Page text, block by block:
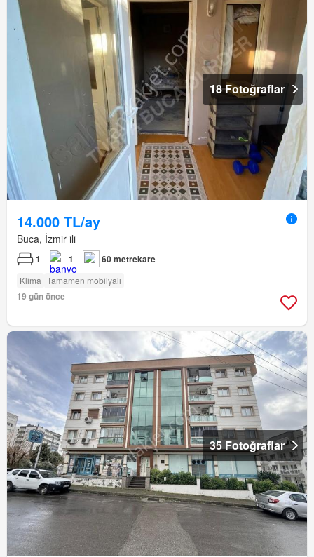
18 Fotoğraflar
14.000 TL/ay
Buca, İzmir ili
1 1 60 metrekare
Klima Tamamen mobilyalı
19 gün önce
35 Fotoğraflar